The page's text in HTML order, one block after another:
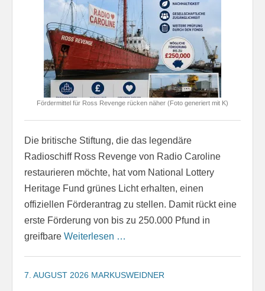
Fördermittel für Ross Revenge rücken näher (Foto generiert mit K)
Die britische Stiftung, die das legendäre
Radioschiff Ross Revenge von Radio Caroline
restaurieren möchte, hat vom National Lottery
Heritage Fund grünes Licht erhalten, einen
offiziellen Förderantrag zu stellen. Damit rückt eine
erste Förderung von bis zu 250.000 Pfund in
greifbare Weiterlesen …
7. AUGUST 2026 MARKUSWEIDNER